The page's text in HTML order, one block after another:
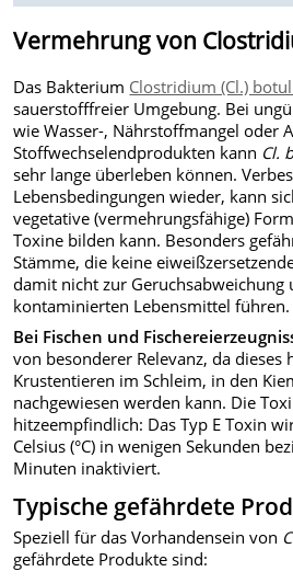
Vermehrung von
Das Bakterium Clostridium (Cl.)
sauerstofffreier Umgebung. Bei
wie Wasser-, Nährstoffmangel oder
Stoffwechselendprodukten kann Cl.
sehr lange überleben können.
Lebensbedingungen wieder, kann
vegetative (vermehrungsfähige)
Toxine bilden kann. Besonders
Stämme, die keine
damit nicht zur Geruchsabweichung
kontaminierten Lebensmittel führen.
Bei Fischen und
von besonderer Relevanz, da dieses
Krustentieren im Schleim, in den
nachgewiesen werden kann. Die
hitzeempfindlich: Das Typ E Toxin
Celsius (°C) in wenigen Sekunden
Minuten inaktiviert.
Typische gefährdete
Speziell für das Vorhandensein von
gefährdete Produkte sind: